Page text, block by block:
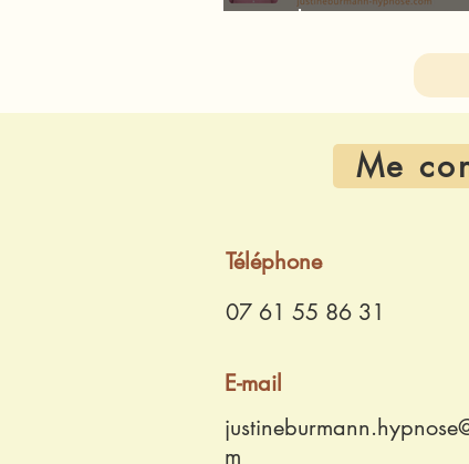
en hypnose et
Me
Téléphone
07 61 55 86 31
E-mail
m